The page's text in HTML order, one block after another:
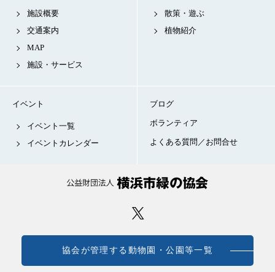
施設概要
交通案内
MAP
施設・サービス
散策・遊ぶ
植物紹介
イベント
イベント一覧
イベントカレンダー
ブログ
ボランティア
よくある質問／お問合せ
協会が管理する動物園・公園等一覧